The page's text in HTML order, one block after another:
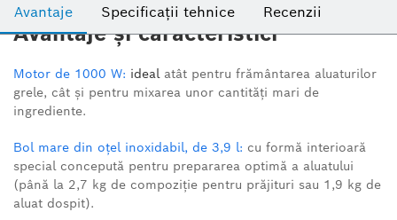
Avantaje Specificații tehnice Recenzii
Avantaje și caracteristici
Motor de 1000 W: ideal atât pentru frământarea aluaturilor
grele, cât și pentru mixarea unor cantități mari de
ingrediente.
Bol mare din oțel inoxidabil, de 3,9 l: cu formă interioară
special concepută pentru prepararea optimă a aluatului
(până la 2,7 kg de compoziție pentru prăjituri sau 1,9 kg de
aluat dospit).